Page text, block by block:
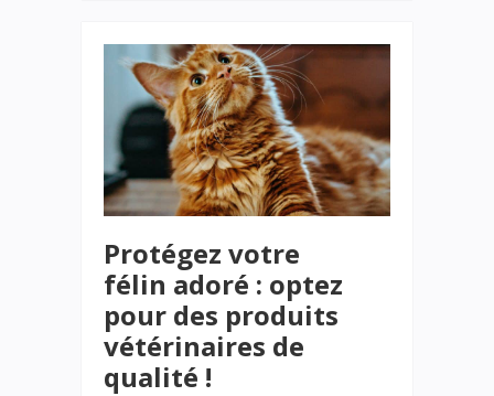
Protégez votre
félin adoré : optez
pour des produits
vétérinaires de
qualité !